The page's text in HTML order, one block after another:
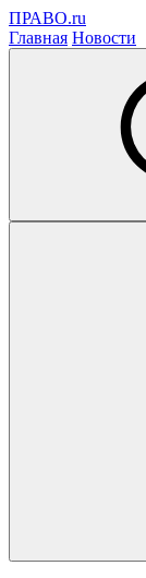
ПРАВО.ru
Главная Новости